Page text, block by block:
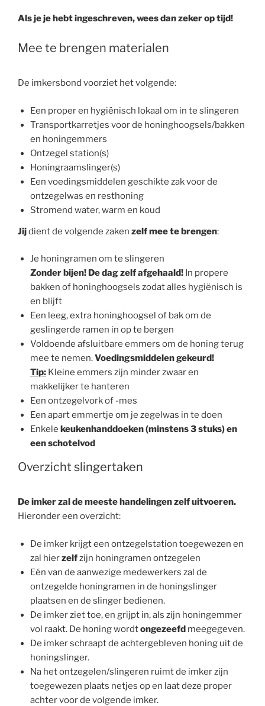
Als je je hebt ingeschreven, wees dan zeker op tijd!
Mee te brengen materialen
De imkersbond voorziet het volgende:
Een proper en hygiënisch lokaal om in te slingeren
Transportkarretjes voor de honinghoogsels/bakken
en honingemmers
Ontzegel station(s)
Honingraamslinger(s)
Een voedingsmiddelen geschikte zak voor de
ontzegelwas en resthoning
Stromend water, warm en koud
Jijdient de volgende zaken zelf mee te brengen:
Je honingramen om te slingeren
Zonder bijen! De dag zelf afgehaald! In propere
bakken of honinghoogsels zodat alles hygiënisch is
en blijft
Een leeg, extra honinghoogsel of bak om de
geslingerde ramen in op te bergen
Voldoende afsluitbare emmers om de honing terug
mee te nemen.Voedingsmiddelen gekeurd!
Tip: Kleine emmers zijn minder zwaar en
makkelijker te hanteren
Een ontzegelvork of -mes
Een apart emmertje om je zegelwas in te doen
Enkele keukenhanddoeken (minstens 3 stuks) en
een schotelvod
Overzicht slingertaken
De imker zal de meeste handelingen zelf uitvoeren.
Hieronder een overzicht:
De imker krijgt een ontzegelstation toegewezen en
zal hierzelfzijn honingramen ontzegelen
Eén van de aanwezige medewerkers zal de
ontzegelde honingramen in de honingslinger
plaatsen en de slinger bedienen.
De imker ziet toe, en grijpt in, als zijn honingemmer
vol raakt. De honing wordtongezeefd meegegeven.
De imker schraapt de achtergebleven honing uit de
honingslinger.
Na het ontzegelen/slingeren ruimt de imker zijn
toegewezen plaats netjes op en laat deze proper
achter voor de volgende imker.